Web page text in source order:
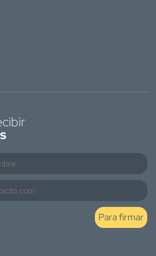
Para firmar